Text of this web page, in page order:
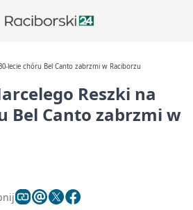
lecie chóru Bel Canto zabrzmi w Raciborzu
Reszki na
Bel Canto zabrzmi w